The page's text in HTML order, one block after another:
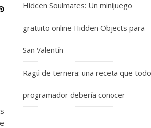
Hidden Soulmates: Un minijuego
gratuito online Hidden Objects para
San Valentín
Ragú de ternera: una receta que todo
programador debería conocer